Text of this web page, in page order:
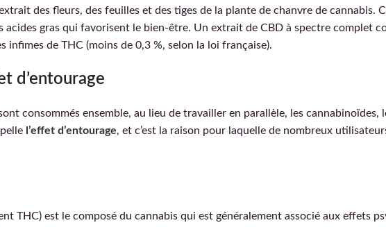
des fleurs, des feuilles et des tiges de la plante de chanvre de cannabis.
acides gras qui favorisent le bien-être. Un extrait de CBD à spectre complet
infimes de THC (moins de 0,3 %, selon la loi française).
d’entourage
consommés ensemble, au lieu de travailler en parallèle, les cannabinoïdes,
l’effet d’entourage, et c’est la raison pour laquelle de nombreux
THC) est le composé du cannabis qui est généralement associé aux effets